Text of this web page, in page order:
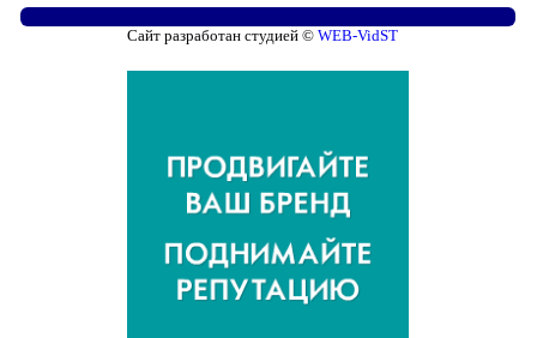
Сайт разработан студией © WEB-VidST